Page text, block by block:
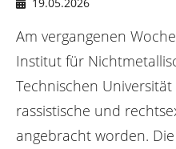
e
:
19.05.2026
Am vergangenen
Institut für
Technischen
rassistische und
angebracht worden.